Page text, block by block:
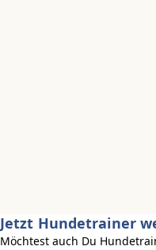
Jetzt Hundetrainer
Möchtest auch Du